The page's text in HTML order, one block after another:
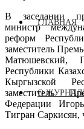
ГЛАВНАЯ
О
В заседании
министр
реформ
заместитель
Матюшевский,
Республики
Кыргызской
заместитель
Федерации
Тигран